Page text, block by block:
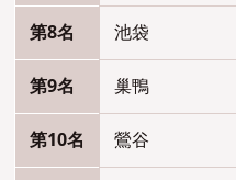
第8名 池袋
第9名 巢鴨
第10名 鶯谷